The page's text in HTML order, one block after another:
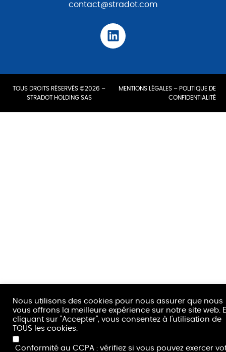
contact@stradot.com
TOUS DROITS RÉSERVÉS ©2026 –
STRADOT HOLDING SAS
MENTIONS LÉGALES – POLITIQUE DE
CONFIDENTIALITÉ
Nous utilisons des cookies pour nous assurer que nous
vous offrons la meilleure expérience sur notre site web.
cliquant sur "Accepter", vous consentez à l'utilisation de
TOUS les cookies.
Conformité au CCPA : vérifiez si vous pouvez exercer